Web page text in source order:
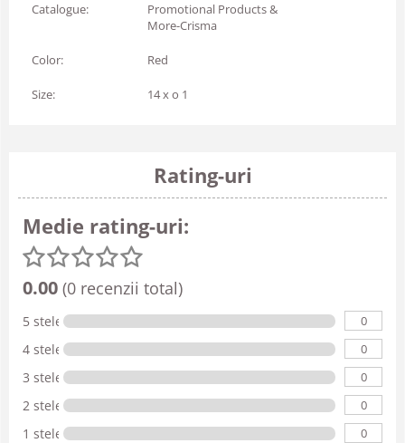
Catalogue:
Promotional Products &
More-Crisma
Color: Red
Size: 14 x o 1
Rating-uri
Medie rating-uri:
0.00 (0 recenzii total)
5 stele 0
4 stele 0
3 stele 0
2 stele 0
1 stele 0